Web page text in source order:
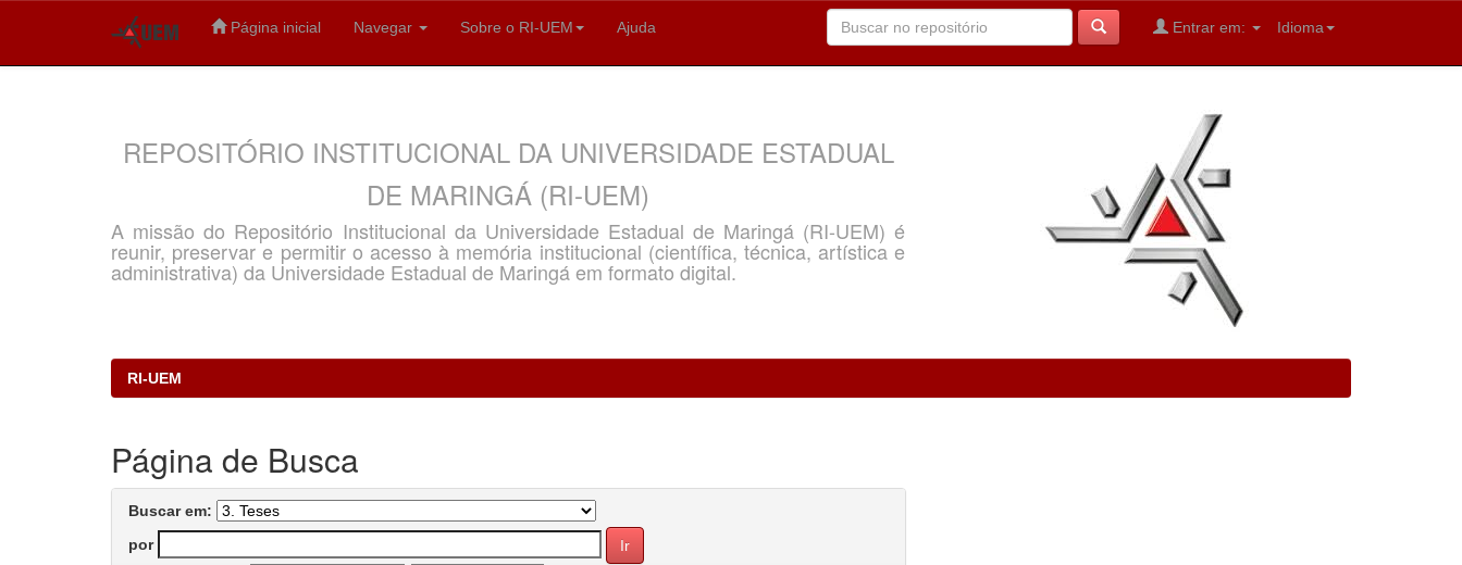
Página inicial Navegar Sobre o RI-UEM Ajuda Idioma
Entrar em:
REPOSITÓRIO INSTITUCIONAL DA UNIVERSIDADE ESTADUAL
DE MARINGÁ (RI-UEM)
A missão do Repositório Institucional da Universidade Estadual de Maringá (RI-UEM) é
reunir, preservar e permitir o acesso à memória institucional (científica, técnica, artística e
administrativa) da Universidade Estadual de Maringá em formato digital.
RI-UEM
Página de Busca
Buscar em:
por